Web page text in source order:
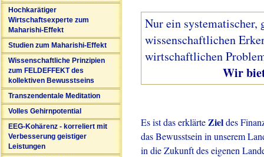
Hochkarätiger
Wirtschaftsexperte zum
Maharishi-Effekt
Studien zum Maharishi-Effekt
Wissenschaftliche Prinzipien
zum FELDEFFEKT des
kollektiven Bewusstseins
Transzendentale Meditation
Volles Gehirnpotential
EEG-Kohärenz - korreliert mit
Verbesserung geistiger
Leistungen
Nur ein systematischer,
wissenschaftlichen
wirtschaftlichen
Wir bieten
Es ist das erklärteZieldes
das Bewusstsein in unserem
in die Zukunft des eigenen